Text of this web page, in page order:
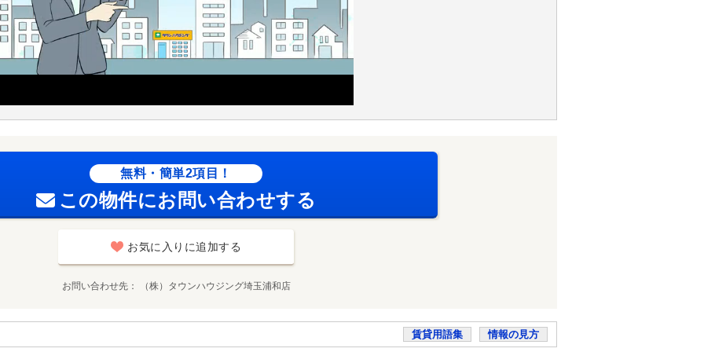
無料・簡単2項目！
この物件にお問い合わせする
お気に入りに追加する
お問い合わせ先 （株）タウンハウジング埼玉浦和店
賃貸用語集 情報の見方